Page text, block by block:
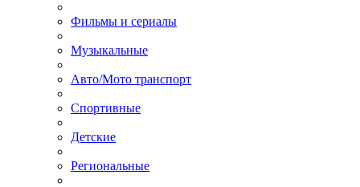
Фильмы и сериалы
Музыкальные
Авто/Мото транспорт
Спортивные
Детские
Региональные